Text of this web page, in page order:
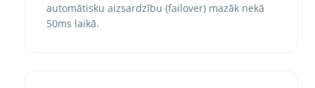
automātisku aizsardzību (failover) mazāk nekā
50ms laikā.